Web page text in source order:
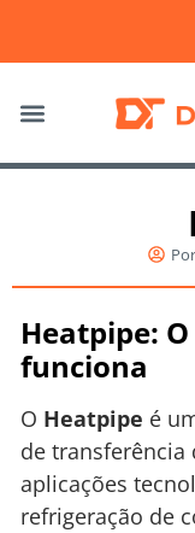
Heatpipe:
funciona
O Heatpipe é
de transferência
aplicações
refrigeração de